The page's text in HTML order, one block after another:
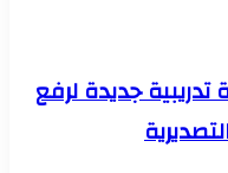
جديدة لرفع